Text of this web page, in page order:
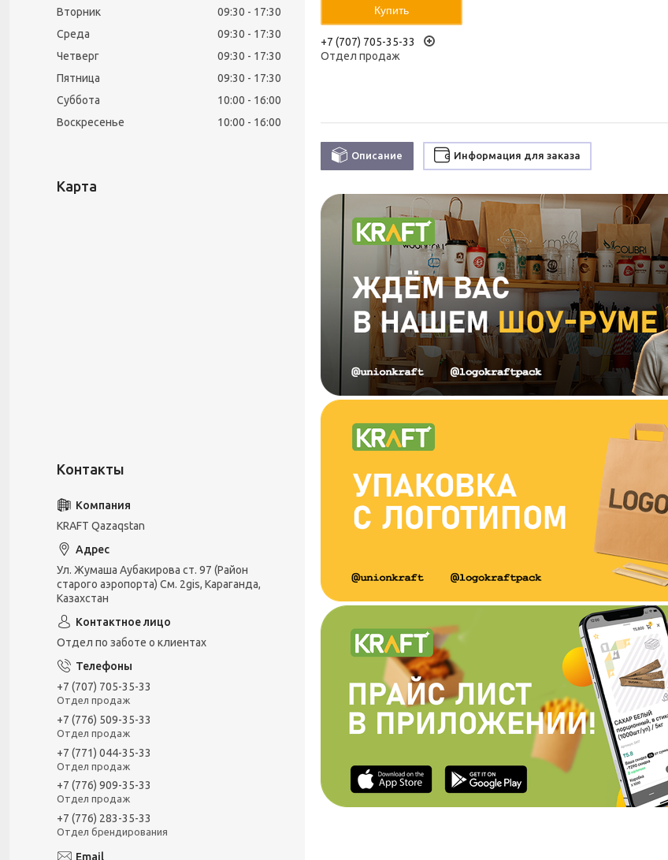
Купить
+7 (707) 705-35-33
Отдел продаж
Описание Информация для заказа
Вторник
09:30
17:30
Среда
09:30
17:30
Четверг
09:30
17:30
Пятница
09:30
17:30
Суббота
10:00
16:00
Воскресенье
10:00 16:00
Карта
KRAFT Qazaqstan
Ул. Жумаша Аубакирова ст. 97 (Район
старого аэропорта) См. 2gis, Караганда,
Казахстан
Отдел по заботе о клиентах
+7 (707) 705-35-33
Отдел продаж
+7 (776) 509-35-33
Отдел продаж
+7 (771) 044-35-33
Отдел продаж
+7 (776) 909-35-33
Отдел продаж
+7 (776) 283-35-33
Отдел брендирования